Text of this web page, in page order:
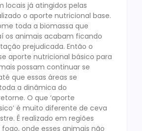
locais já atingidos pelas
o aporte nutricional base.
toda a biomassa que
os animais acabam ficando
prejudicada. Então o
aporte nutricional básico para
possam continuar se
que essas áreas se
a dinâmica do
O que ‘aporte
é muito diferente de ceva
É realizado em regiões
onde esses animais não